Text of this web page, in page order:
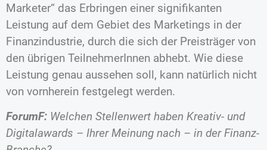
Marketer“ das Erbringen einer signifikanten
Leistung auf dem Gebiet des Marketings in der
Finanzindustrie, durch die sich der Preisträger von
den übrigen TeilnehmerInnen abhebt. Wie diese
Leistung genau aussehen soll, kann natürlich nicht
von vornherein festgelegt werden.
ForumF: Welchen Stellenwert haben Kreativ- und
Digitalawards – Ihrer Meinung nach – in der Finanz-